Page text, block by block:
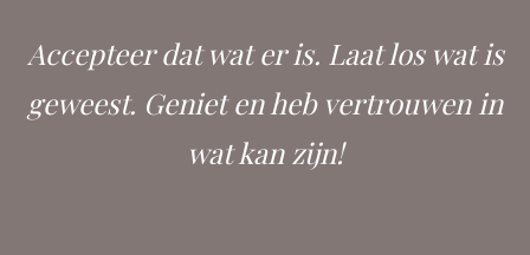
Accepteer dat wat er is. Laat los wat is
geweest. Geniet en heb vertrouwen in
wat kan zijn!